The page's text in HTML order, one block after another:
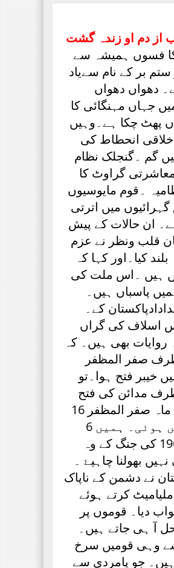
از دم او زندہ گشت
فسوں ہمیشہ سے
بر کے نام سےیاد
دھواں دھواں
جہاں مہنگائی کا
پھٹ چکا ہے۔وہیں
انحطاط کی
گم ۔گنجلک نظام
گراوٹ کا
۔قوم مایوسیوں
میں اترتی
ان حالات کے پیش
قلب ونظر نے عزم
بلند کیا۔اور کہا کہ
ہیں ۔اس ملت کی
پاسباں ہیں۔
کے۔
اسلاف کی گراں
روایات بھی ہیں۔ کہ
صفر المظفر
خیبر فتح ہوا۔تو
مدائن کی فتح
بھی اسی ماہ صفر المظفر 16
ہجری میں ہوئی۔ ہمیں 6
ستمبر 1965 کی جنگ کے وہ
بھولنا چاہیۓ ۔
نے دشمن کے ناپاک
کرتے ہوئے
دیا۔ قوموں پر
آ ہی جاتے ہیں۔
وہی قومیں سرخ
جو پامردی سے